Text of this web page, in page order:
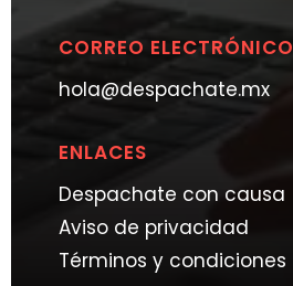
CORREO ELECTRÓNICO
hola@despachate.mx
ENLACES
Despachate con causa
Aviso de privacidad
Términos y condiciones